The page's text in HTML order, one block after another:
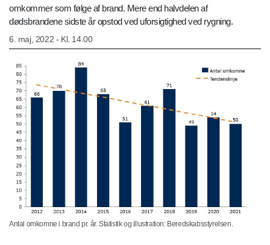
omkommer som følge af brand. Mere end halvdelen af
dødsbrandene sidste år opstod ved uforsigtighed ved rygning.
6. maj, 2022 - Kl. 14.00
Antal omkomne i brand pr. år. Statistik og illustration: Beredskabsstyrelsen.